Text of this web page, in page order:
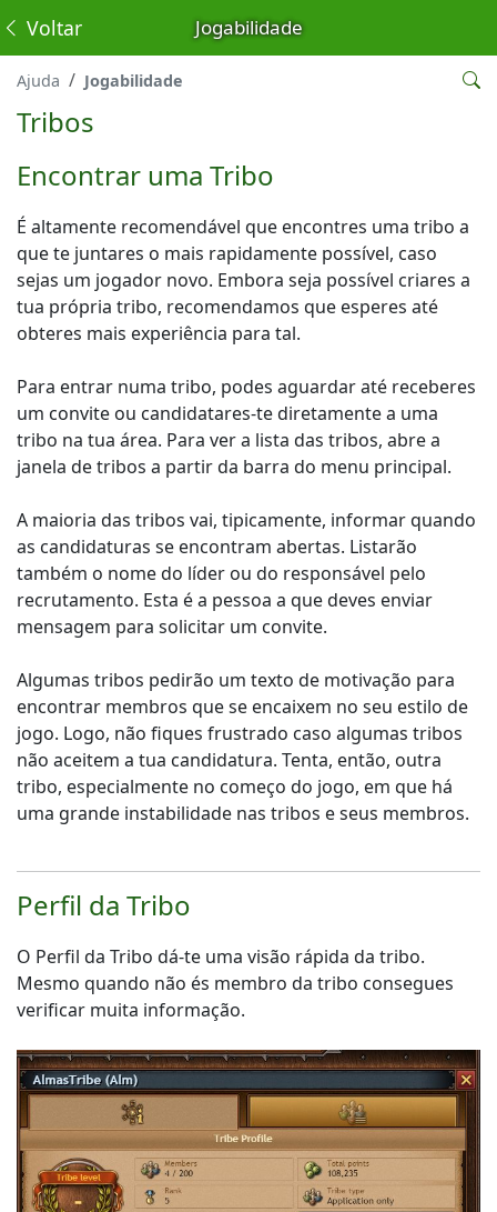
Jogabilidade
Voltar
Ajuda Jogabilidade
Tribos
Encontrar uma Tribo
É altamente recomendável que encontres uma tribo a
que te juntares o mais rapidamente possível, caso
sejas um jogador novo. Embora seja possível criares a
tua própria tribo, recomendamos que esperes até
obteres mais experiência para tal.
Para entrar numa tribo, podes aguardar até receberes
um convite ou candidatares-te diretamente a uma
tribo na tua área. Para ver a lista das tribos, abre a
janela de tribos a partir da barra do menu principal.
A maioria das tribos vai, tipicamente, informar quando
as candidaturas se encontram abertas. Listarão
também o nome do líder ou do responsável pelo
recrutamento. Esta é a pessoa a que deves enviar
mensagem para solicitar um convite.
Algumas tribos pedirão um texto de motivação para
encontrar membros que se encaixem no seu estilo de
jogo. Logo, não fiques frustrado caso algumas tribos
não aceitem a tua candidatura. Tenta, então, outra
tribo, especialmente no começo do jogo, em que há
uma grande instabilidade nas tribos e seus membros.
Perfil da Tribo
O Perfil da Tribo dá-te uma visão rápida da tribo.
Mesmo quando não és membro da tribo consegues
verificar muita informação.